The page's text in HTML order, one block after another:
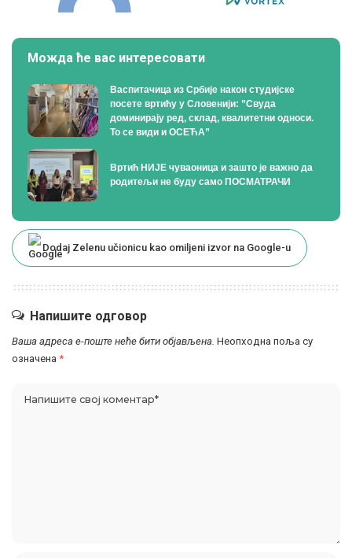
Можда ће вас интересовати
Васпитачица из Србије након студијске
посете вртићу у Словенији: ”Свуда
доминирају ред, склад, квалитетни односи.
То се види и ОСЕЋА”
Вртић НИЈЕ чуваоница и зашто је важно да
родитељи не буду само ПОСМАТРАЧИ
Dodaj Zelenu učionicu kao omiljeni izvor na Google-u
Напишите одговор
Ваша адреса е-поште неће бити објављена. Неопходна поља су
означена *